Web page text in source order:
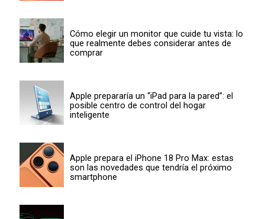
Cómo elegir un monitor que cuide tu vista: lo
que realmente debes considerar antes de
comprar
Apple prepararía un “iPad para la pared”: el
posible centro de control del hogar
inteligente
Apple prepara el iPhone 18 Pro Max: estas
son las novedades que tendría el próximo
smartphone